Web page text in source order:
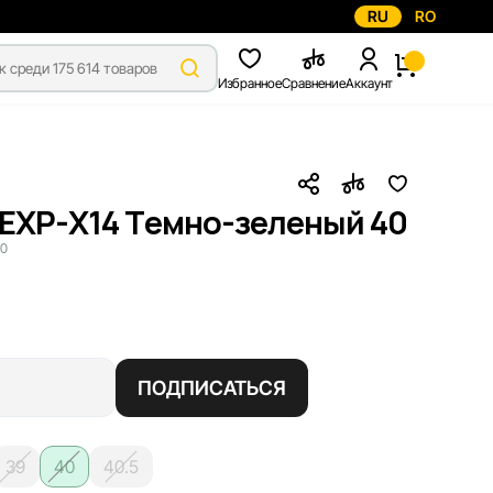
RU RO
ИзбранноеСравнениеАккаунт
X14 Темно-зеленый 40
ПОДПИСАТЬСЯ
39 40
40.5